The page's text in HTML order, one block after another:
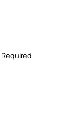
Required